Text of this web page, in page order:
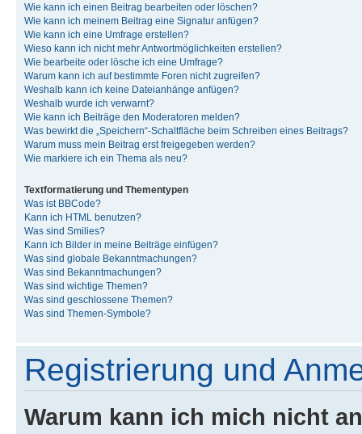
Wie kann ich einen Beitrag bearbeiten oder löschen?
Wie kann ich meinem Beitrag eine Signatur anfügen?
Wie kann ich eine Umfrage erstellen?
Wieso kann ich nicht mehr Antwortmöglichkeiten erstellen?
Wie bearbeite oder lösche ich eine Umfrage?
Warum kann ich auf bestimmte Foren nicht zugreifen?
Weshalb kann ich keine Dateianhänge anfügen?
Weshalb wurde ich verwarnt?
Wie kann ich Beiträge den Moderatoren melden?
Was bewirkt die „Speichern“-Schaltfläche beim Schreiben eines Beitrags?
Warum muss mein Beitrag erst freigegeben werden?
Wie markiere ich ein Thema als neu?
Textformatierung und Thementypen
Was ist BBCode?
Kann ich HTML benutzen?
Was sind Smilies?
Kann ich Bilder in meine Beiträge einfügen?
Was sind globale Bekanntmachungen?
Was sind Bekanntmachungen?
Was sind wichtige Themen?
Was sind geschlossene Themen?
Was sind Themen-Symbole?
Registrierung und
Warum kann ich mich nicht